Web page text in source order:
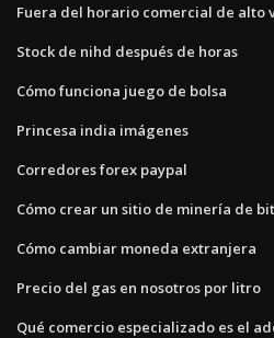
Fuera del horario comercial de alto
Stock de nihd después de horas
Cómo funciona juego de bolsa
Princesa india imágenes
Corredores forex paypal
Cómo crear un sitio de minería de
Cómo cambiar moneda extranjera
Precio del gas en nosotros por litro
Qué comercio especializado es el